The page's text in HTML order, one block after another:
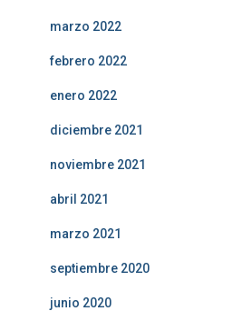
marzo 2022
febrero 2022
enero 2022
diciembre 2021
noviembre 2021
abril 2021
marzo 2021
septiembre 2020
junio 2020